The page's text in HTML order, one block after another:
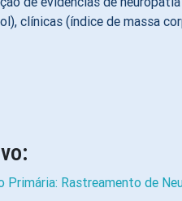
clínicas (índice de massa
Primária: Rastreamento de